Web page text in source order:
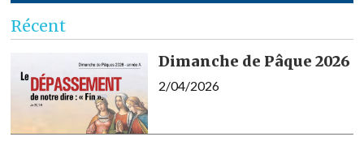
Récent
Dimanche de Pâque 2026
2/04/2026